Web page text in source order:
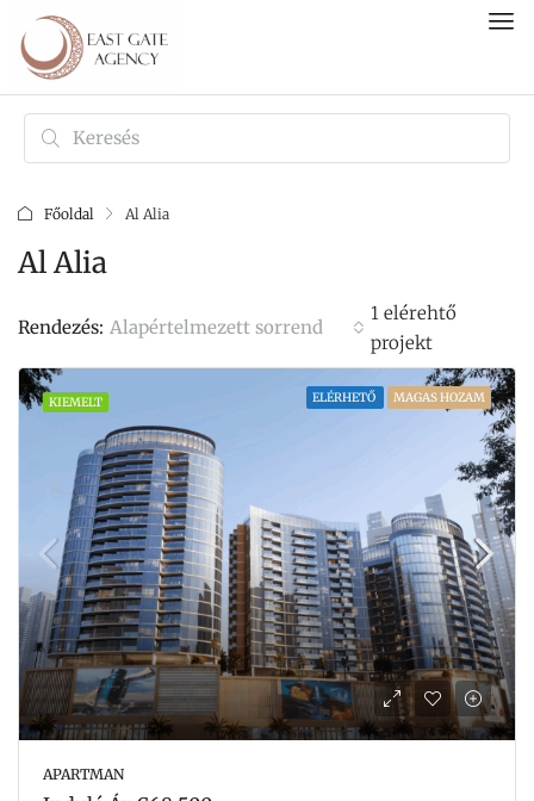
Főoldal Al Alia
Al Alia
1 elérehtő
projekt
Rendezés: Alapértelmezett sorrend
KIEMELT ELÉRHETŐ MAGAS HOZAM
APARTMAN